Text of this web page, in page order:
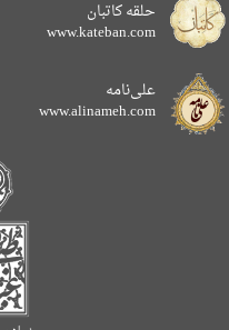
حلقه کاتبان
www.kateban.com
علی‌نامه
www.alinameh.com